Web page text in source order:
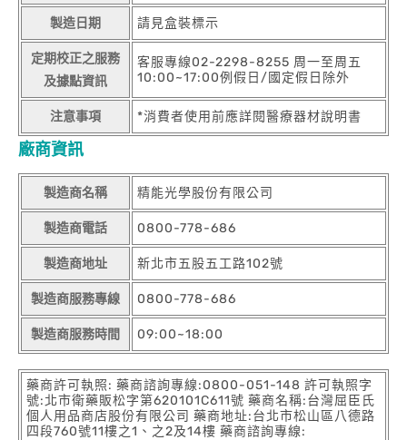
製造日期 請見盒裝標示
定期校正之服務
及據點資訊
客服專線02-2298-8255 周一至周五
10:00~17:00例假日/國定假日除外
注意事項 *消費者使用前應詳閱醫療器材說明書
廠商資訊
製造商名稱 精能光學股份有限公司
製造商電話 0800-778-686
製造商地址 新北市五股五工路102號
製造商服務專線 0800-778-686
製造商服務時間 09:00~18:00
藥商許可執照: 藥商諮詢專線:0800-051-148 許可執照字
號:北市衛藥販松字第620101C611號 藥商名稱:台灣屈臣氏
個人用品商店股份有限公司 藥商地址:台北市松山區八德路
四段760號11樓之1、之2及14樓 藥商諮詢專線: